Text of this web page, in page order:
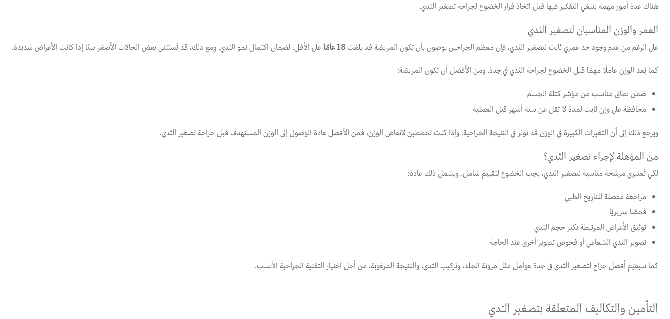
هناك عدة أمور مهمة ينبغي التفكير فيها قبل اتخاذ قرار الخضوع لجراحة تصغير الثدي.
العمر والوزن المناسبان لتصغير الثدي
على الرغم من عدم وجود حد عمري ثابت لتصغير الثدي، فإن معظم الجراحين يوصون بأن تكون المريضة قد بلغت18 عامًا
على الأقل، لضمان اكتمال نمو الثدي. ومع ذلك، قد تُستثنى بعض الحالات الأصغر سنًا إذا كانت الأعراض شديدة.
كما يُعد الوزن عاملًا مهمًا قبل الخضوع لجراحة الثدي في جدة. ومن الأفضل أن تكون المريضة:
ضمن نطاق مناسب من مؤشر كتلة الجسم
محافظة على وزن ثابت لمدة لا تقل عن ستة أشهر قبل العملية
ويرجع ذلك إلى أن التغيرات الكبيرة في الوزن قد تؤثر في النتيجة الجراحية. وإذا كنت تخططين لإنقاص الوزن، فمن الأفضل عادة الوصول إلى الوزن المستهدف قبل جراحة تصغير الثدي.
من المؤهلة لإجراء تصغير الثدي؟
لكي تُعتبري مرشحة مناسبة لتصغير الثدي، يجب الخضوع لتقييم شامل. ويشمل ذلك عادة:
مراجعة مفصلة للتاريخ الطبي
فحصًا سريريًا
توثيق الأعراض المرتبطة بكبر حجم الثدي
تصوير الثدي الشعاعي أو فحوص تصوير أخرى عند الحاجة
كما سيقيّم أفضل جرّاح لتصغير الثدي في جدة عوامل مثل مرونة الجلد، وتركيب الثدي، والنتيجة المرغوبة، من أجل اختيار التقنية الجراحية الأنسب.
التأمين والتكاليف المتعلقة بتصغير الثدي